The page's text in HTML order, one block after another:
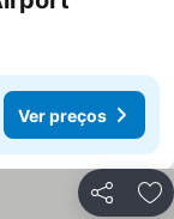
Ver preços
Partilhar